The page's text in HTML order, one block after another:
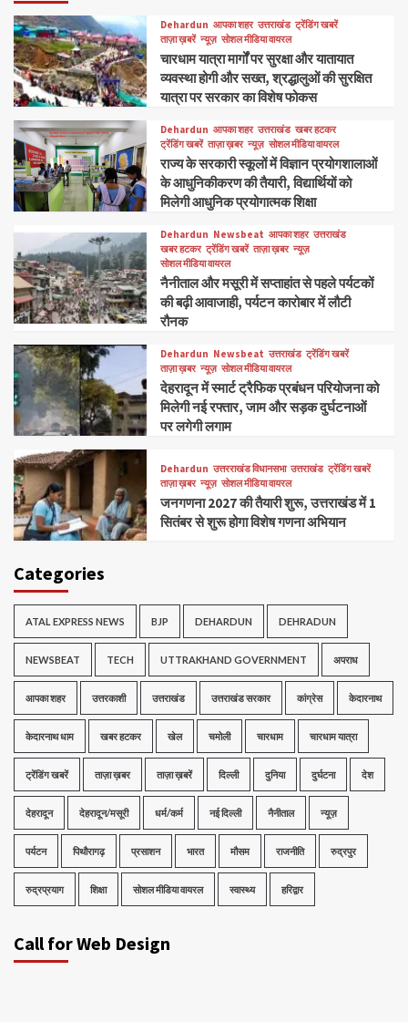
Dehardun आपका शहर उत्तराखंड ट्रेंडिंग खबरें
ताज़ा ख़बरें न्यूज़ सोशल मीडिया वायरल
चारधाम यात्रा मार्गों पर सुरक्षा और यातायात
व्यवस्था होगी और सख्त, श्रद्धालुओं की सुरक्षित
यात्रा पर सरकार का विशेष फोकस
Dehardun आपका शहर उत्तराखंड खबर हटकर
ट्रेंडिंग खबरें ताज़ा ख़बर न्यूज़ सोशल मीडिया वायरल
राज्य के सरकारी स्कूलों में विज्ञान प्रयोगशालाओं
के आधुनिकीकरण की तैयारी, विद्यार्थियों को
मिलेगी आधुनिक प्रयोगात्मक शिक्षा
Dehardun Newsbeat आपका शहर उत्तराखंड
खबर हटकर ट्रेंडिंग खबरें ताज़ा ख़बर न्यूज़
सोशल मीडिया वायरल
नैनीताल और मसूरी में सप्ताहांत से पहले पर्यटकों
की बढ़ी आवाजाही, पर्यटन कारोबार में लौटी
रौनक
Dehardun Newsbeat उत्तराखंड ट्रेंडिंग खबरें
ताज़ा ख़बर न्यूज़ सोशल मीडिया वायरल
देहरादून में स्मार्ट ट्रैफिक प्रबंधन परियोजना को
मिलेगी नई रफ्तार, जाम और सड़क दुर्घटनाओं
पर लगेगी लगाम
Dehardun उत्तरराखंड विधानसभा उत्तराखंड ट्रेंडिंग खबरें
ताज़ा ख़बर न्यूज़ सोशल मीडिया वायरल
जनगणना 2027 की तैयारी शुरू, उत्तराखंड में 1
सितंबर से शुरू होगा विशेष गणना अभियान
Categories
ATAL EXPRESS NEWS BJP DEHARDUN DEHRADUN
NEWSBEAT TECH UTTRAKHAND GOVERNMENT अपराध
आपका शहर उत्तरकाशी उत्तराखंड उत्तराखंड सरकार कांग्रेस केदारनाथ
केदारनाथ धाम खबर हटकर खेल चमोली चारधाम चारधाम यात्रा
ट्रेंडिंग खबरें ताज़ा ख़बर ताज़ा ख़बरें दिल्ली दुनिया दुर्घटना देश
देहरादून देहरादून/मसूरी धर्म/कर्म नई दिल्ली नैनीताल न्यूज़
पर्यटन पिथौरागढ़ प्रसाशन भारत मौसम राजनीति रुद्रपुर
रुद्रप्रयाग शिक्षा सोशल मीडिया वायरल स्वास्थ्य हरिद्वार
Call for Web Design